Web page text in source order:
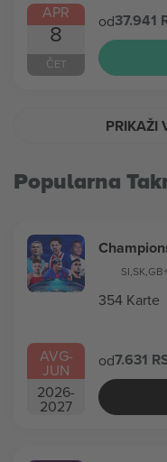
APR
8
ČET
od37.941
PRIKAŽI
Popularna
AVG-
JUN
2026-
2027
SI,SK,GB
354 Karte
od7.631